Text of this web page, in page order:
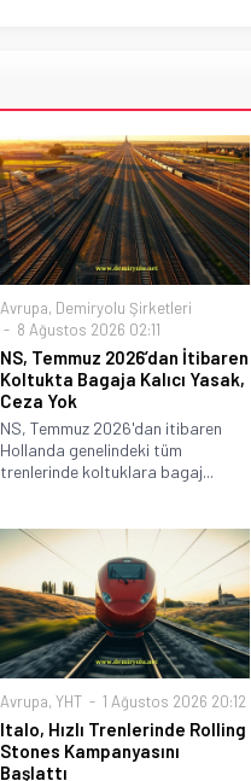
Avrupa, Demiryolu Şirketleri
8 Ağustos 2026 02:11
NS, Temmuz 2026’dan İtibaren
Koltukta Bagaja Kalıcı Yasak,
Ceza Yok
NS, Temmuz 2026'dan itibaren
Hollanda genelindeki tüm
trenlerinde koltuklara bagaj...
Avrupa,YHT 1 Ağustos 2026 20:12
Italo, Hızlı Trenlerinde Rolling
Stones Kampanyasını
Başlattı